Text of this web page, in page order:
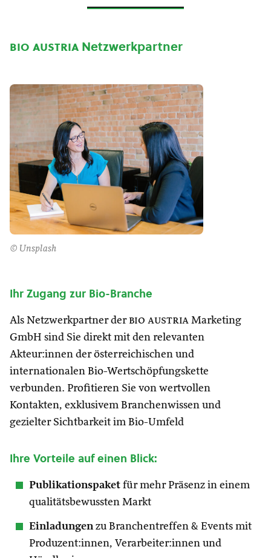
bio austria Netzwerkpartner
© Unsplash
Ihr Zugang zur Bio-Branche
Als Netzwerkpartner der bio austria Marketing
GmbH sind Sie direkt mit den relevanten
Akteur:innen der österreichischen und
internationalen Bio-Wertschöpfungskette
verbunden. Profitieren Sie von wertvollen
Kontakten, exklusivem Branchenwissen und
gezielter Sichtbarkeit im Bio-Umfeld
Ihre Vorteile auf einen Blick:
Publikationspaket für mehr Präsenz in einem
qualitätsbewussten Markt
Einladungenzu Branchentreffen & Events mit
Produzent:innen, Verarbeiter:innen und